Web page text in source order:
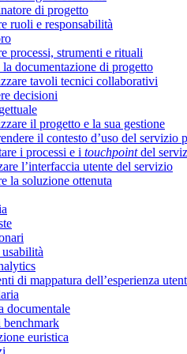
di progetto
ruoli e responsabilità
processi, strumenti e rituali
documentazione di progetto
tavoli tecnici collaborativi
decisioni
il progetto e la sua gestione
il contesto d’uso del servizio
i processi e i touchpointdel
l’interfaccia utente del servizio
la soluzione ottenuta
di mappatura dell’esperienza
documentale
euristica